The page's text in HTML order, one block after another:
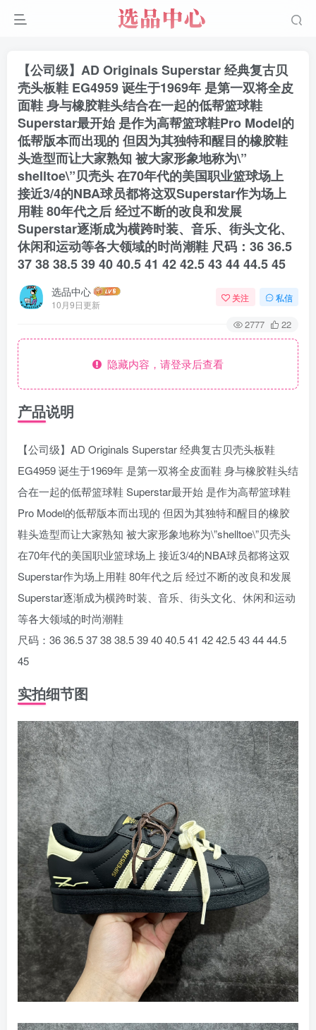
【公司级】AD Originals Superstar 经典复古贝
壳头板鞋 EG4959 诞生于1969年 是第一双将全皮
面鞋 身与橡胶鞋头结合在一起的低帮篮球鞋
Superstar最开始 是作为高帮篮球鞋Pro Model的
低帮版本而出现的 但因为其独特和醒目的橡胶鞋
头造型而让大家熟知 被大家形象地称为\”
shelltoe\”贝壳头 在70年代的美国职业篮球场上
接近3/4的NBA球员都将这双Superstar作为场上
用鞋 80年代之后 经过不断的改良和发展
Superstar逐渐成为横跨时装、音乐、街头文化、
休闲和运动等各大领域的时尚潮鞋 尺码：36 36.5
37 38 38.5 39 40 40.5 41 42 42.5 43 44 44.5 45
选品中心
10月9日更新
关注 私信
2777 22
隐藏内容，请登录后查看
产品说明
【公司级】AD Originals Superstar 经典复古贝壳头板鞋
EG4959 诞生于1969年 是第一双将全皮面鞋 身与橡胶鞋头结
合在一起的低帮篮球鞋 Superstar最开始 是作为高帮篮球鞋
Pro Model的低帮版本而出现的 但因为其独特和醒目的橡胶
鞋头造型而让大家熟知 被大家形象地称为\”shelltoe\”贝壳头
在70年代的美国职业篮球场上 接近3/4的NBA球员都将这双
Superstar作为场上用鞋 80年代之后 经过不断的改良和发展
Superstar逐渐成为横跨时装、音乐、街头文化、休闲和运动
等各大领域的时尚潮鞋
尺码：36 36.5 37 38 38.5 39 40 40.5 41 42 42.5 43 44 44.5
45
实拍细节图